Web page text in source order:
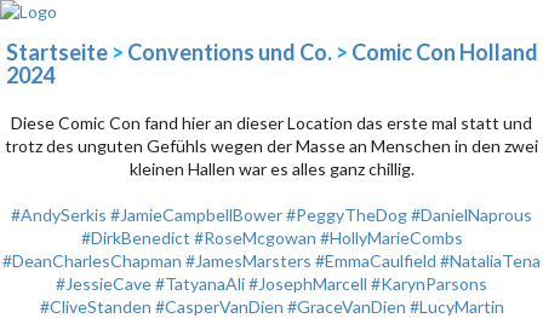
Startseite > Conventions und Co. > Comic Con Holland
2024
Diese Comic Con fand hier an dieser Location das erste mal statt und
trotz des unguten Gefühls wegen der Masse an Menschen in den zwei
kleinen Hallen war es alles ganz chillig.
#AndySerkis #JamieCampbellBower#PeggyTheDog#DanielNaprous
#DirkBenedict #RoseMcgowan #HollyMarieCombs
#DeanCharlesChapman #JamesMarsters #EmmaCaulfield #NataliaTena
#JessieCave#TatyanaAli#JosephMarcell #KarynParsons
#CliveStanden #CasperVanDien #GraceVanDien #LucyMartin